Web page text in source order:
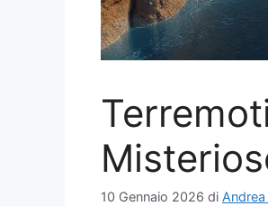
10 Gennaio 2026 di